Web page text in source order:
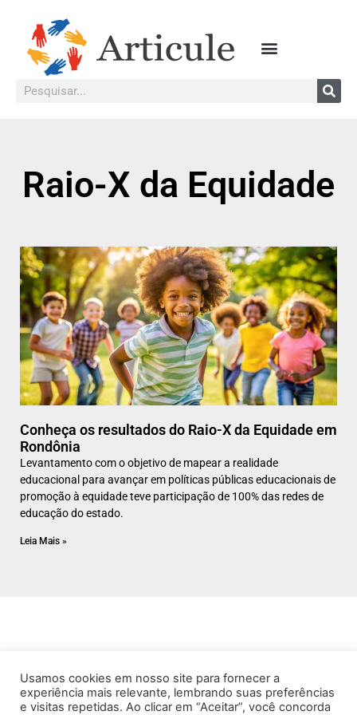
Raio-X da Equidade
Conheça os resultados do Raio-X da Equidade em
Rondônia
Levantamento com o objetivo de mapear a realidade
educacional para avançar em políticas públicas educacionais de
promoção à equidade teve participação de 100% das redes de
educação do estado.
Leia Mais »
Usamos cookies em nosso site para fornecer a
experiência mais relevante, lembrando suas preferências
e visitas repetidas. Ao clicar em “Aceitar”, você concorda